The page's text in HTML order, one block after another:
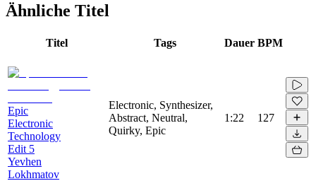
Ähnliche Titel
Titel Tags Dauer BPM
Epic
Electronic
Technology
Edit 5
Yevhen
Lokhmatov
Electronic, Synthesizer,
Abstract, Neutral,
Quirky, Epic
1:22 127